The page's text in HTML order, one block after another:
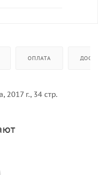
ОПЛАТА
2017 г., 34 стр.